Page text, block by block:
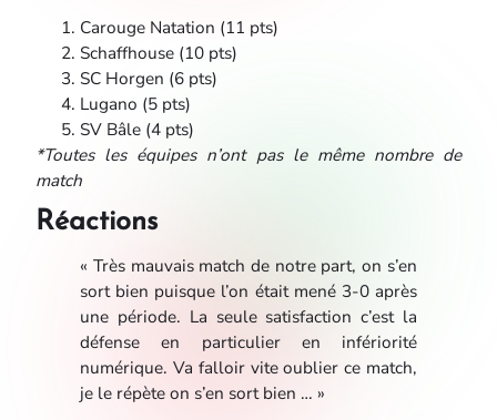
Carouge Natation (11 pts)
Schaffhouse (10 pts)
SC Horgen (6 pts)
Lugano (5 pts)
SV Bâle (4 pts)
*Toutes les équipes n’ont pas le même nombre de
match
Réactions
« Très mauvais match de notre part, on s’en
sort bien puisque l’on était mené 3-0 après
une période. La seule satisfaction c’est la
défense en particulier en infériorité
numérique. Va falloir vite oublier ce match,
je le répète on s’en sort bien … »